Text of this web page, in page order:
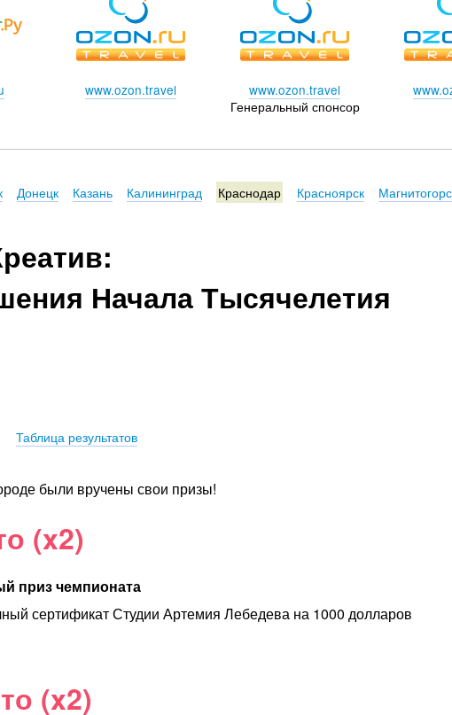
www.ozon.travel
www.ozon.travel
Генеральный спонсор
Донецк Казань Калининград Краснодар Красноярск
Начала Тысячелетия
Таблица результатов
были вручены свои призы!
(x2)
приз чемпионата
сертификат Студии Артемия Лебедева на 1000 долларов
(x2)